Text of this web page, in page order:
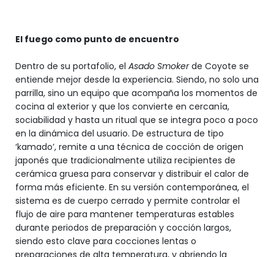
El fuego como punto de encuentro
Dentro de su portafolio, el Asado Smokerde Coyote se
entiende mejor desde la experiencia. Siendo, no solo una
parrilla, sino un equipo que acompaña los momentos de
cocina al exterior y que los convierte en cercanía,
sociabilidad y hasta un ritual que se integra poco a poco
en la dinámica del usuario. De estructura de tipo
‘kamado’, remite a una técnica de cocción de origen
japonés que tradicionalmente utiliza recipientes de
cerámica gruesa para conservar y distribuir el calor de
forma más eficiente. En su versión contemporánea, el
sistema es de cuerpo cerrado y permite controlar el
flujo de aire para mantener temperaturas estables
durante periodos de preparación y cocción largos,
siendo esto clave para cocciones lentas o
preparaciones de alta temperatura, y abriendo la